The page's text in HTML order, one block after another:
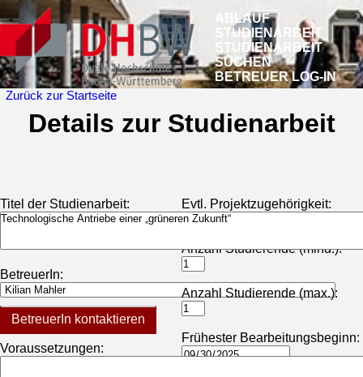
ABLAUF
STUDIENARBEIT
STUDIENARBEIT
SUCHEN
BETREUER LOG-IN
Zurück zur Startseite
Details zur Studienarbeit
Titel der Studienarbeit:
BetreuerIn:
BetreuerIn kontaktieren
Voraussetzungen:
Evtl. Projektzugehörigkeit:
Anzahl Studierende (mind.):
Anzahl Studierende (max.):
Frühester Bearbeitungsbeginn: